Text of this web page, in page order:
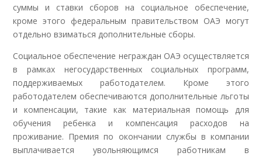
суммы и ставки сборов на социальное обеспечение,
кроме этого федеральным правительством ОАЭ могут
отдельно взиматься дополнительные сборы.
Социальное обеспечение неграждан ОАЭ осуществляется
в рамках негосударственных социальных программ,
поддерживаемых работодателем. Кроме этого
работодателем обеспечиваются дополнительные льготы
и компенсации, такие как материальная помощь для
обучения ребенка и компенсация расходов на
проживание. Премия по окончании службы в компании
выплачивается увольняющимся работникам в